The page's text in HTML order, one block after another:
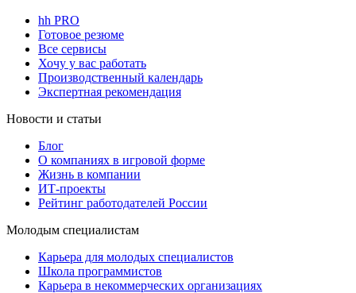
hh PRO
Готовое резюме
Все сервисы
Хочу у вас работать
Производственный календарь
Экспертная рекомендация
Новости и статьи
Блог
О компаниях в игровой форме
Жизнь в компании
ИТ-проекты
Рейтинг работодателей России
Молодым специалистам
Карьера для молодых специалистов
Школа программистов
Карьера в некоммерческих организациях